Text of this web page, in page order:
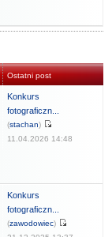
Ostatni post
Konkurs
fotograficzn...
(stachan)
11.04.2026 14:48
Konkurs
fotograficzn...
(zawodowiec)